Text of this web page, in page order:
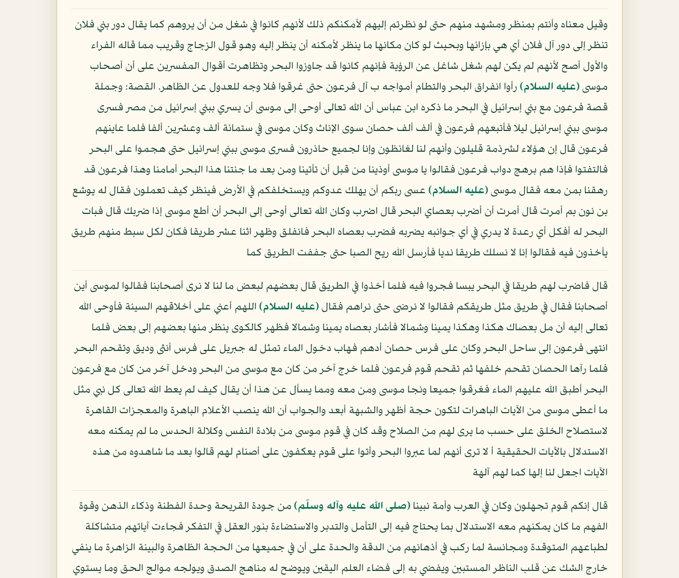
وقيل معناه وأنتم بمنظر ومشهد منهم حتى لو نظرتم إليهم لأمكنكم ذلك لأنهم كانوا في شغل من أن يروهم كما يقال دور بني فلان
تنظر إلى دور آل فلان أي هي بإزائها وبحيث لو كان مكانها ما ينظر لأمكنه أن ينظر إليه وهو قول الزجاج وقريب مما قاله الفراء
والأول أصح لأنهم لم يكن لهم شغل شاغل عن الرؤية فإنهم كانوا قد جاوزوا البحر وتظاهرت أقوال المفسرين على أن أصحاب
موسى (عليه السلام) رأوا انفراق البحر والتطام أمواجه ب آل فرعون حتى غرقوا فلا وجه للعدول عن الظاهر. القصة: وجملة
قصة فرعون مع بني إسرائيل في البحر ما ذكره ابن عباس أن الله تعالى أوحى إلى موسى أن يسري ببني إسرائيل من مصر فسرى
موسى ببني إسرائيل ليلا فأتبعهم فرعون في ألف ألف حصان سوى الإناث وكان موسى في ستمائة ألف وعشرين ألفا فلما عاينهم
فرعون قال إن هؤلاء لشرذمة قليلون وأنهم لنا لغائظون وإنا لجميع حاذرون فسرى موسى ببني إسرائيل حتى هجموا على البحر
فالتفتوا فإذا هم برهج دواب فرعون فقالوا يا موسى أوذينا من قبل أن تأتينا ومن بعد ما جئتنا هذا البحر أمامنا وهذا فرعون قد
رهقنا بمن معه فقال موسى (عليه السلام) عسى ربكم أن يهلك عدوكم ويستخلفكم في الأرض فينظر كيف تعملون فقال له يوشع
بن نون بم أمرت قال أمرت أن أضرب بعصاي البحر قال اضرب وكان الله تعالى أوحى إلى البحر أن أطع موسى إذا ضربك قال فبات
البحر له أفكل أي رعدة لا يدري في أي جوانبه يضربه فضرب بعصاه البحر فانفلق وظهر اثنا عشر طريقا فكان لكل سبط منهم طريق
يأخذون فيه فقالوا إنا لا نسلك طريقا نديا فأرسل الله ريح الصبا حتى جففت الطريق كما
قال فاضرب لهم طريقا في البحر يبسا فجروا فيه فلما أخذوا في الطريق قال بعضهم لبعض ما لنا لا نرى أصحابنا فقالوا لموسى أين
أصحابنا فقال في طريق مثل طريقكم فقالوا لا نرضى حتى نراهم فقال (عليه السلام) اللهم أعني على أخلاقهم السيئة فأوحى الله
تعالى إليه أن مل بعصاك هكذا وهكذا يمينا وشمالا فأشار بعصاه يمينا وشمالا فظهر كالكوى ينظر منها بعضهم إلى بعض فلما
انتهى فرعون إلى ساحل البحر وكان على فرس حصان أدهم فهاب دخول الماء تمثل له جبريل على فرس أنثى وديق وتقحم البحر
فلما رآها الحصان تقحم خلفها ثم تقحم قوم فرعون فلما خرج آخر من كان مع موسى من البحر ودخل آخر من كان مع فرعون
البحر أطبق الله عليهم الماء فغرقوا جميعا ونجا موسى ومن معه ومما يسأل عن هذا أن يقال كيف لم يعط الله تعالى كل نبي مثل
ما أعطى موسى من الآيات الباهرات لتكون حجة أظهر والشبهة أبعد والجواب أن الله ينصب الأعلام الباهرة والمعجزات القاهرة
لاستصلاح الخلق على حسب ما يرى لهم من الصلاح وقد كان في قوم موسى من بلادة النفس وكلالة الحدس ما لم يمكنه معه
الاستدلال بالآيات الحقيقية أ لا ترى أنهم لما عبروا البحر وأتوا على قوم يعكفون على أصنام لهم قالوا بعد ما شاهدوه من هذه
الآيات اجعل لنا إلها كما لهم آلهة
قال إنكم قوم تجهلون وكان في العرب وأمة نبينا (صلى الله عليه وآله وسلّم) من جودة القريحة وحدة الفطنة وذكاء الذهن وقوة
الفهم ما كان يمكنهم معه الاستدلال بما يحتاج فيه إلى التأمل والتدبر والاستضاءة بنور العقل في التفكر فجاءت آياتهم متشاكلة
لطباعهم المتوقدة ومجانسة لما ركب في أذهانهم من الدقة والحدة على أن في جميعها من الحجة الظاهرة والبينة الزاهرة ما ينفي
خارج الشك عن قلب الناظر المستبين ويفضي به إلى فضاء العلم اليقين ويوضح له مناهج الصدق ويولجه موالج الحق وما يستوي